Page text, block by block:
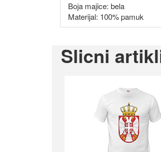
Boja majice: bela
Materijal: 100% pamuk
Slicni